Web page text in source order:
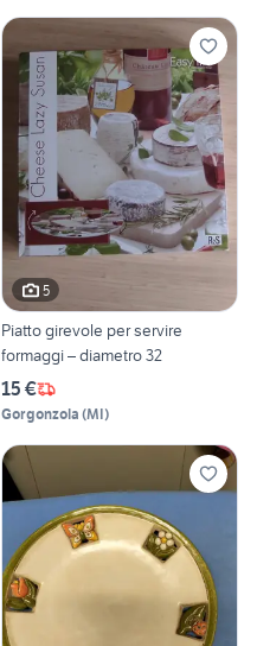
5
Piatto girevole per servire
formaggi – diametro 32
15 €
Gorgonzola (MI)